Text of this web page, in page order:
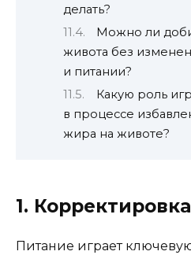
делать?
Можно ли
живота без
и питании?
Какую роль
в процессе
жира на животе?
1.
Питание играет